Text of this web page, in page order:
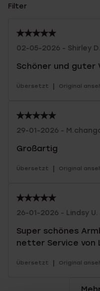
Filter
02-05-2026 - Shirley D.
Schöner und guter
Übersetzt | Original
29-01-2026 -
Großartig
Übersetzt | Original
26-01-2026 - Lindsy U.
Super schönes
netter Service von
Übersetzt | Original